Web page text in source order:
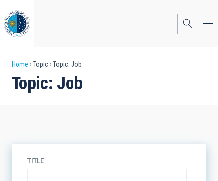
to
main
content
Breadcrumb
Home Topic Topic: Job
Topic: Job
TITLE